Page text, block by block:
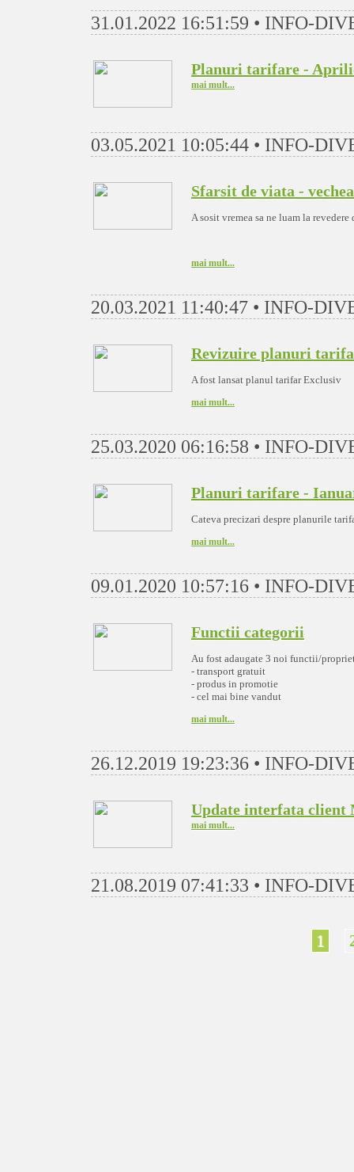
31.01.2022 16:51:59 • INFO-
Planuri tarifare -
mai mult...
03.05.2021 10:05:44 • INFO-
Sfarsit de viata -
A sosit vremea sa ne luam la
mai mult...
20.03.2021 11:40:47 • INFO-
Revizuire planuri
A fost lansat planul tarifar Exclusiv
mai mult...
25.03.2020 06:16:58 • INFO-
Planuri tarifare -
Cateva precizari despre planurile
mai mult...
09.01.2020 10:57:16 • INFO-
Functii categorii
Au fost adaugate 3 noi functii/
- transport gratuit
- produs in promotie
- cel mai bine vandut
mai mult...
26.12.2019 19:23:36 • INFO-
Update interfata client
mai mult...
21.08.2019 07:41:33 • INFO-
1